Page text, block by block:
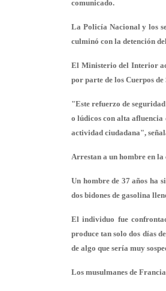
comunicado.
La Policía Nacional y los
culminó con la detención
El Ministerio del Interior
por parte de los Cuerpos
"Este refuerzo de
o lúdicos con alta afluencia
actividad ciudadana",
Arrestan a un hombre en la
Un hombre de 37 años ha
dos bidones de gasolina
El individuo fue
produce tan solo dos días
de algo que sería muy
Los musulmanes de